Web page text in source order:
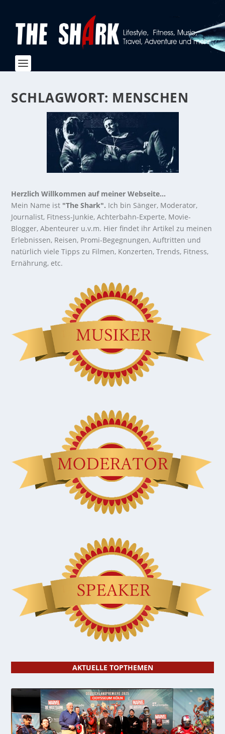
SCHLAGWORT: MENSCHEN
Herzlich Willkommen auf meiner Webseite...
Mein Name ist "The Shark". Ich bin Sänger, Moderator,
Journalist, Fitness-Junkie, Achterbahn-Experte, Movie-
Blogger, Abenteurer u.v.m. Hier findet ihr Artikel zu meinen
Erlebnissen, Reisen, Promi-Begegnungen, Auftritten und
natürlich viele Tipps zu Filmen, Konzerten, Trends, Fitness,
Ernährung, etc.
AKTUELLE TOPTHEMEN